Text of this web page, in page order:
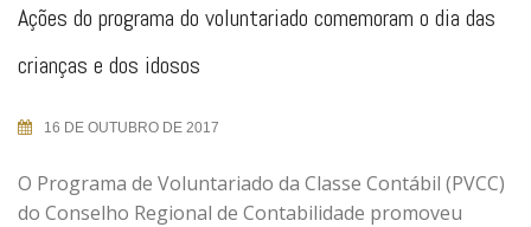
Ações do programa do voluntariado comemoram o dia das
crianças e dos idosos
16 DE OUTUBRO DE 2017
O Programa de Voluntariado da Classe Contábil (PVCC)
do Conselho Regional de Contabilidade promoveu